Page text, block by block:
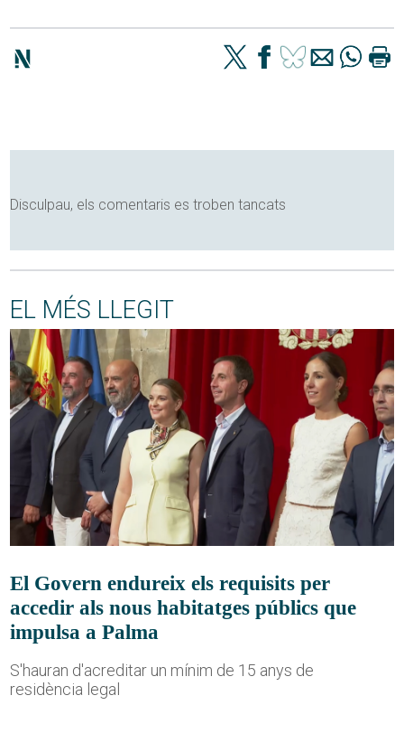
Disculpau, els comentaris es troben tancats
EL MÉS LLEGIT
El Govern endureix els requisits per
accedir als nous habitatges públics que
impulsa a Palma
S'hauran d'acreditar un mínim de 15 anys de
residència legal